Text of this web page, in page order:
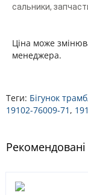
сальники,
Ціна може
менеджера.
Теги: Бігунок
19102-76009-71 ,